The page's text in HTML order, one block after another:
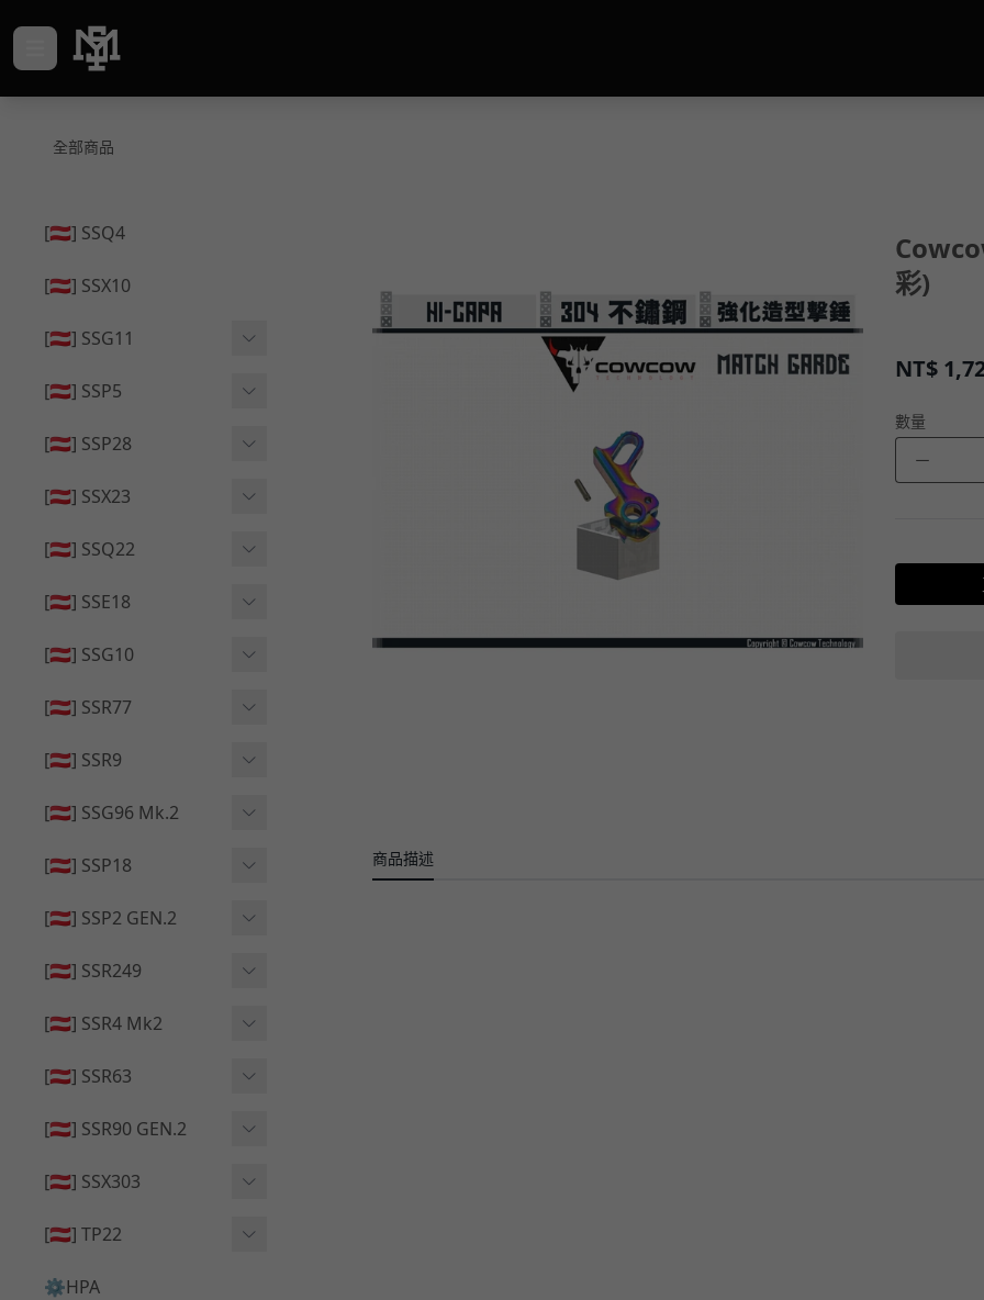
全部商品
[🇦🇹] SSQ4
[🇦🇹] SSX10
[🇦🇹] SSG11
🔄 原廠 ⧸ 零件
[🇦🇹] SSP5
🔄 原廠 ⧸ 零件
[🇦🇹] SSP28
🔄 原廠 ⧸ 零件
[🇦🇹] SSX23
🟦 主體 ⧸ 彈匣
[🇦🇹] SSQ22
🟦 主體 ⧸ 彈匣
[🇦🇹] SSE18
👁️‍🗨️ 外觀 ⧸ 色彩
[🇦🇹] SSG10
🟦 主體 ⧸ 彈匣
[🇦🇹] SSR77
🟦 主體 ⧸ 彈匣
[🇦🇹] SSR9
👁️‍🗨️ 外觀 ⧸ 色彩
[🇦🇹] SSG96 Mk.2
🆙 升級 ⧸ 部件
[🇦🇹] SSP18
👁️‍🗨️ 外觀 ⧸ 色彩
[🇦🇹] SSP2 GEN.2
🔄 原廠 ⧸ 零件
[🇦🇹] SSR249
🟦 主體 ⧸ 彈匣
[🇦🇹] SSR4 Mk2
🟦 主體 ⧸ 彈匣
[🇦🇹] SSR63
🆙 升級 ⧸ 部件
[🇦🇹] SSR90 GEN.2
🆙 升級 ⧸ 部件
[🇦🇹] SSX303
🔄 原廠 ⧸ 零件
🆙 升級 ⧸ 部件
[🇦🇹] TP22
🔄 原廠 ⧸ 零件
⚙️HPA
彩)
NT$
數量
－
商品描述